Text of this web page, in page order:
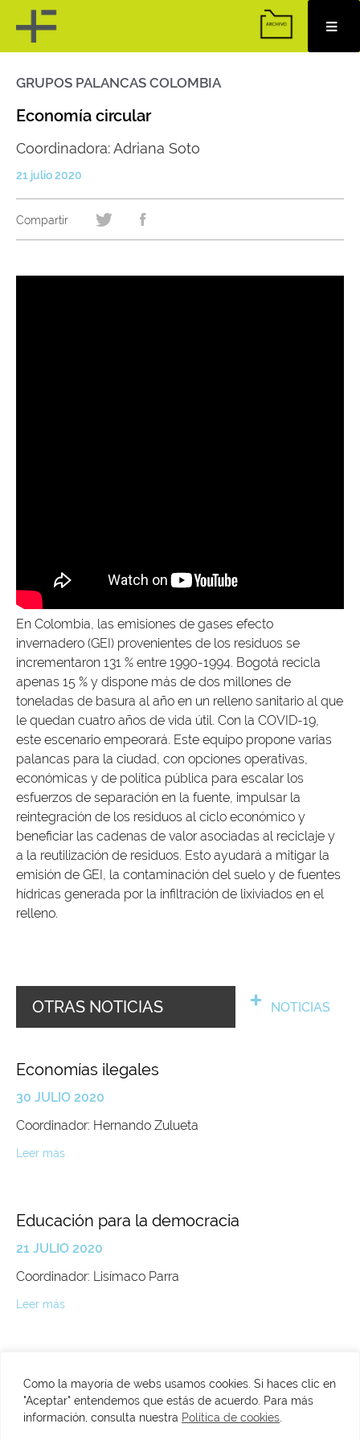
Como la mayoría de webs usamos cookies. Si haces clic en
"Aceptar" entendemos que estás de acuerdo. Para más
información, consulta nuestra Política de cookies
Skip
content
GRUPOS PALANCAS COLOMBIA
Economía circular
Coordinadora: Adriana Soto
21 julio 2020
En Colombia, las emisiones de gases efecto
invernadero (GEI) provenientes de los residuos se
incrementaron 131 % entre 1990-1994. Bogotá recicla
apenas 15 % y dispone más de dos millones de
toneladas de basura al año en un relleno sanitario al que
le quedan cuatro años de vida útil. Con la COVID-19,
este escenario empeorará. Este equipo propone varias
palancas para la ciudad, con opciones operativas,
económicas y de política pública para escalar los
esfuerzos de separación en la fuente, impulsar la
reintegración de los residuos al ciclo económico y
beneficiar las cadenas de valor asociadas al reciclaje y
a la reutilización de residuos. Esto ayudará a mitigar la
emisión de GEI, la contaminación del suelo y de fuentes
hídricas generada por la infiltración de lixiviados en el
relleno.
OTRAS NOTICIAS NOTICIAS
Economías ilegales
30 JULIO 2020
Coordinador: Hernando Zulueta
Leer más
Educación para la democracia
21 JULIO 2020
Coordinador: Lisímaco Parra
Leer más
C/ Fuenterrabía, 2. 28014 Madrid
​T. 915134945